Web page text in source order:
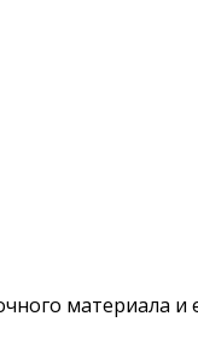
материала